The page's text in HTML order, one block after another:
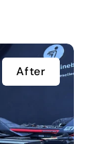
After